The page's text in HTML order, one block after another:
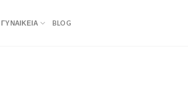
ΓΥΝΑΙΚΕΙΑ BLOG